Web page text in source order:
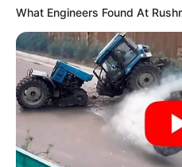
What Engineers Found At